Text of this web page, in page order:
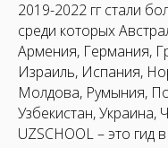
2019-2022 гг стали
среди которых
Армения, Германия,
Израиль, Испания,
Молдова, Румыния,
Узбекистан,
UZSCHOOL – это гид